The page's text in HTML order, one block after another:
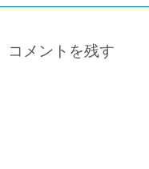
コメントを残す